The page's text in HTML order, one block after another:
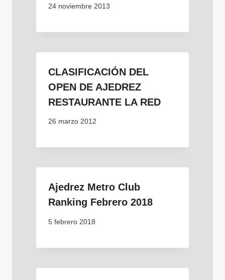
24 noviembre 2013
CLASIFICACIÓN DEL
OPEN DE AJEDREZ
RESTAURANTE LA RED
26 marzo 2012
Ajedrez Metro Club
Ranking Febrero 2018
5 febrero 2018